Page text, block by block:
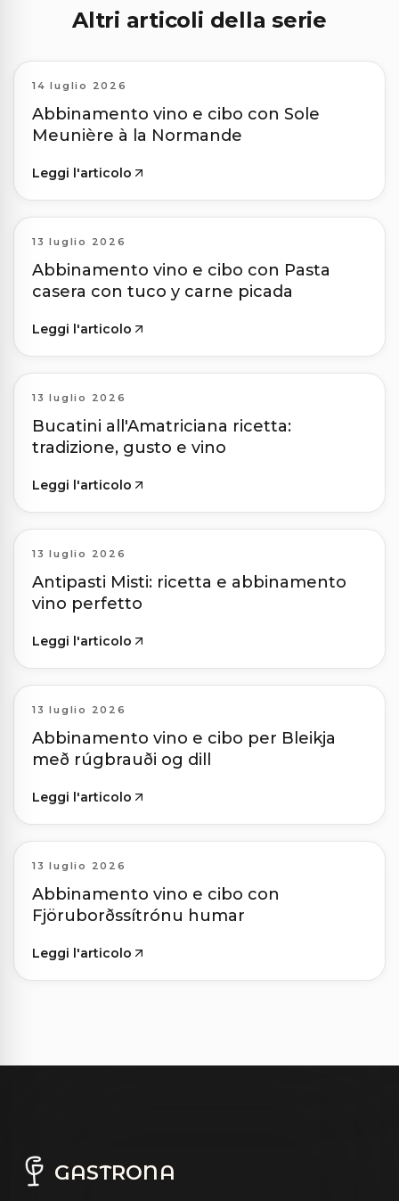
Altri articoli della serie
14 luglio 2026
Abbinamento vino e cibo con Sole
Meunière à la Normande
Leggi l'articolo
13 luglio 2026
Abbinamento vino e cibo con Pasta
casera con tuco y carne picada
Leggi l'articolo
13 luglio 2026
Bucatini all'Amatriciana ricetta:
tradizione, gusto e vino
Leggi l'articolo
13 luglio 2026
Antipasti Misti: ricetta e abbinamento
vino perfetto
Leggi l'articolo
13 luglio 2026
Abbinamento vino e cibo per Bleikja
með rúgbrauði og dill
Leggi l'articolo
13 luglio 2026
Abbinamento vino e cibo con
Fjöruborðssítrónu humar
Leggi l'articolo
GASTRONA